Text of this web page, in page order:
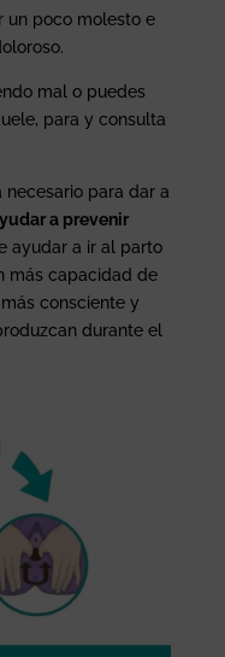
un poco molesto e
mal o puedes
para y consulta
necesario para dar a
a prevenir
ayudar a ir al parto
más capacidad de
consciente y
durante el